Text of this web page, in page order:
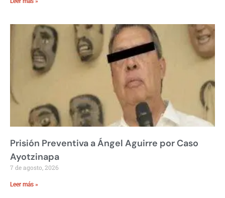
Prisión Preventiva a Ángel Aguirre por Caso
Ayotzinapa
7 de agosto, 2026
Leer más »